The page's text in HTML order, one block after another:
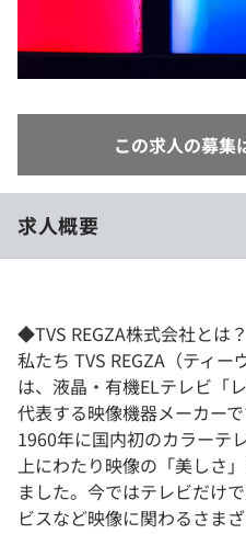
学校向けプラン
この求人の募集
求人概要
◆TVS REGZA株式会社​とは？
私たち TVS REGZA（ティ
は、液晶・有機ELテレビ「
代表する映像機器メーカーで
1960年に国内初のカラーテ
上にわたり映像の「美しさ
ました。今ではテレビだけ
ビスなど映像に関わるさま